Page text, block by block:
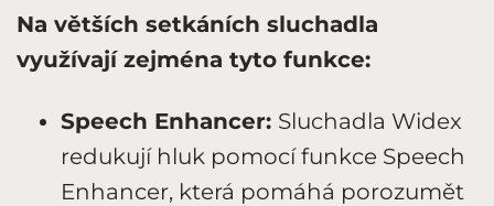
Na větších setkáních sluchadla
využívají zejména tyto funkce:
Speech Enhancer: Sluchadla Widex
redukují hluk pomocí funkce Speech
Enhancer, která pomáhá porozumět